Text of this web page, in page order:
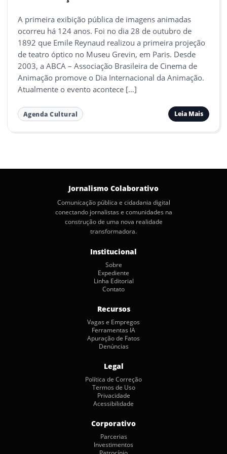
A primeira exibição pública de imagens animadas
ocorreu há 124 anos. Foi no dia 28 de outubro de
1892 que Emile Reynaud realizou a primeira projeção
de teatro óptico no Museu Grevin, em Paris. Desde
2003, a ABCA – Associação Brasileira de Cinema de
Animação promove o Dia Internacional da Animação.
Atualmente o evento acontece […]
Agenda Cultural Leia Mais
Jornalismo Colaborativo
Comunicação pública e cidadania digital
conectando jornalistas e comunidades na
construção de uma nova realidade
transformadora.
Institucional
Sobre
Expediente
Linha Editorial
Contato
Recursos
Vagas e Empregos
Ferramentas IA
Apuração de Fatos
Denúncias
Legal
Política de Correção
Termos de Uso
Privacidade
Acessibilidade
Corporativo
Parcerias
Investimentos